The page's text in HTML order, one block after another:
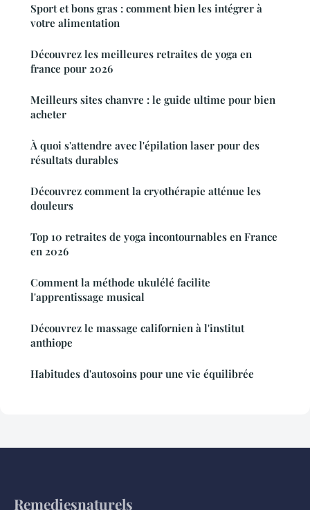
Sport et bons gras : comment bien les intégrer à
votre alimentation
Découvrez les meilleures retraites de yoga en
france pour 2026
Meilleurs sites chanvre : le guide ultime pour bien
acheter
À quoi s'attendre avec l'épilation laser pour des
résultats durables
Découvrez comment la cryothérapie atténue les
douleurs
Top 10 retraites de yoga incontournables en France
en 2026
Comment la méthode ukulélé facilite
l'apprentissage musical
Découvrez le massage californien à l'institut
anthiope
Habitudes d'autosoins pour une vie équilibrée
Remediesnaturels